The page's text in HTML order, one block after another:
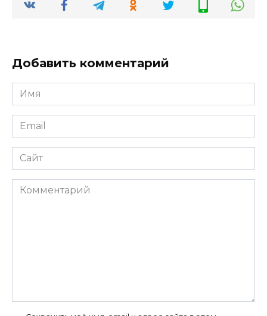
Добавить комментарий
Имя
*
Email
*
Сайт
Комментарий